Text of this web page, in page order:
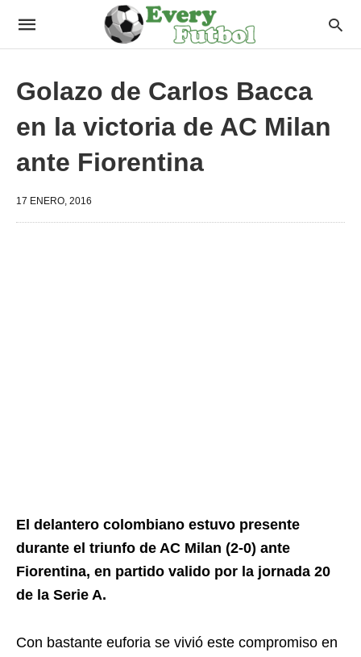
Golazo de Carlos Bacca
en la victoria de AC Milan
ante Fiorentina
17 ENERO, 2016
El delantero colombiano estuvo presente
durante el triunfo de AC Milan (2-0) ante
Fiorentina, en partido valido por la jornada 20
de la Serie A.
Con bastante euforia se vivió este compromiso en